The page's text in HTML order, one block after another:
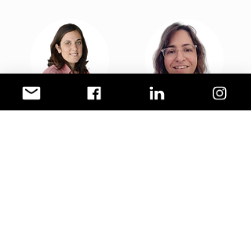
إدارة تحليل البيانات/
إدارة تحليل البيانات/